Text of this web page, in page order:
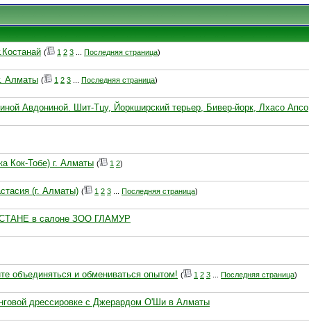
( 1 2 3 Последняя страница)
Алматы ( 1 2 3 Последняя страница)
Авдониной. Шит-Тцу, Йоркширский терьер, Бивер-йорк, Лхасо Апсо
Кок-Тобе) г. Алматы ( 1 2)
(г. Алматы) ( 1 2 3 Последняя страница)
в салоне ЗОО ГЛАМУР
объединяться и обмениваться опытом! ( 1 2 3 Последняя страница)
дрессировке с Джерардом О'Ши в Алматы